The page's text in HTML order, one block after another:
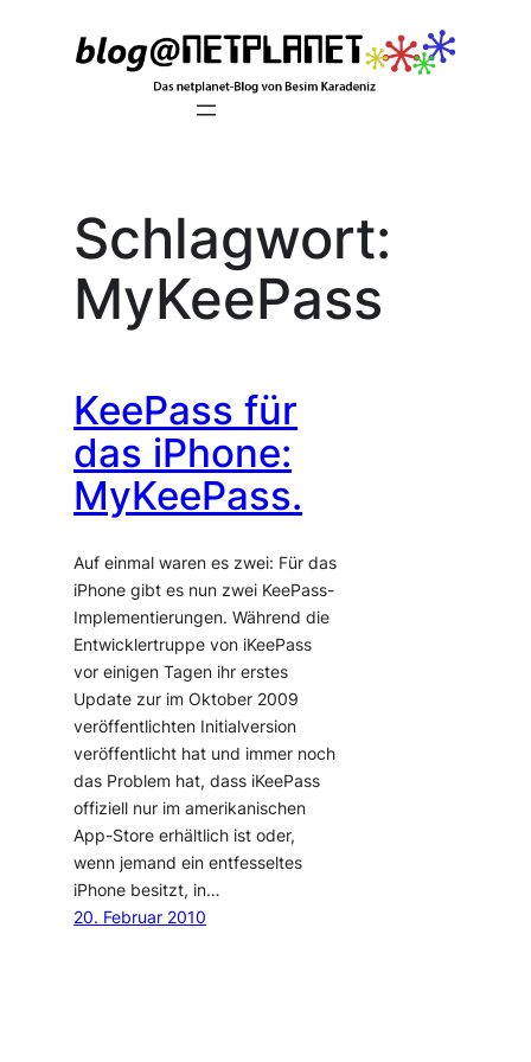
Schlagwort:
MyKeePass
KeePass für
das iPhone:
MyKeePass.
Auf einmal waren es zwei: Für das
iPhone gibt es nun zwei KeePass-
Implementierungen. Während die
Entwicklertruppe von iKeePass
vor einigen Tagen ihr erstes
Update zur im Oktober 2009
veröffentlichten Initialversion
veröffentlicht hat und immer noch
das Problem hat, dass iKeePass
offiziell nur im amerikanischen
App-Store erhältlich ist oder,
wenn jemand ein entfesseltes
iPhone besitzt, in…
20. Februar 2010